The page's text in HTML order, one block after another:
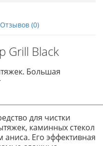
Отзывов (0)
Grill Black
Большая
для чистки
каминных стекол
Его эффективная